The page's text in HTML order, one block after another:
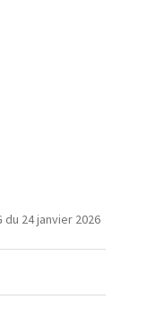
24 janvier 2026